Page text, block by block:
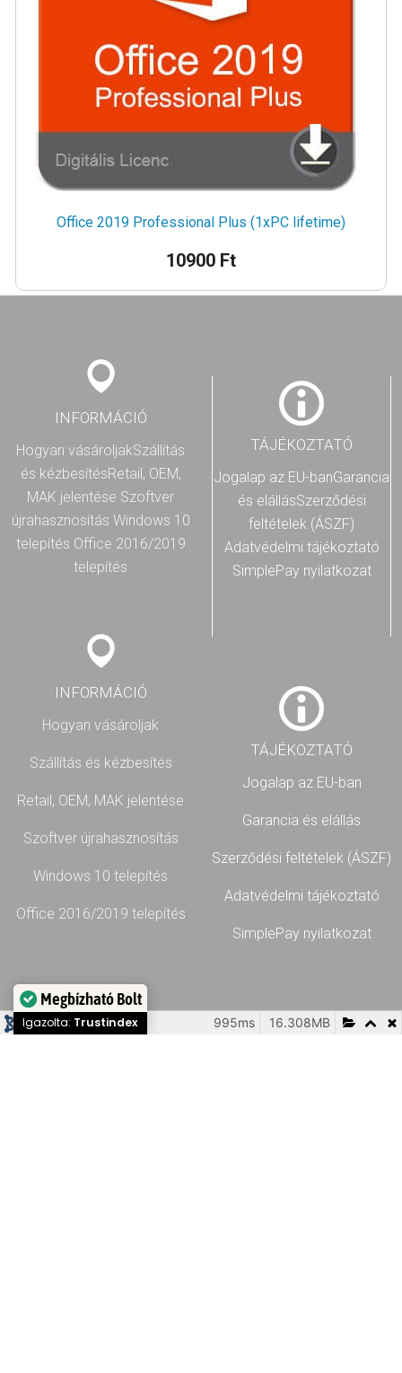
Office 2019 Professional Plus (1xPC lifetime)
10900 Ft
INFORMÁCIÓ
Hogyan vásároljakSzállítás
és kézbesítésRetail, OEM,
MAK jelentése Szoftver
újrahasznosítás Windows 10
telepítés Office 2016/2019
telepítés
INFORMÁCIÓ
Hogyan vásároljak
Szállítás és kézbesítés
Retail, OEM, MAK jelentése
Szoftver újrahasznosítás
Windows 10 telepítés
Office 2016/2019 telepítés
TÁJÉKOZTATÓ
Jogalap az EU-banGarancia
és elállásSzerződési
feltételek (ÁSZF)
Adatvédelmi tájékoztató
SimplePay nyilatkozat
TÁJÉKOZTATÓ
Jogalap az EU-ban
Garancia és elállás
Szerződési feltételek (ÁSZF)
Adatvédelmi tájékoztató
SimplePay nyilatkozat
229 16.308MB
995ms
Megbízható Bolt
Igazolta:Trustindex